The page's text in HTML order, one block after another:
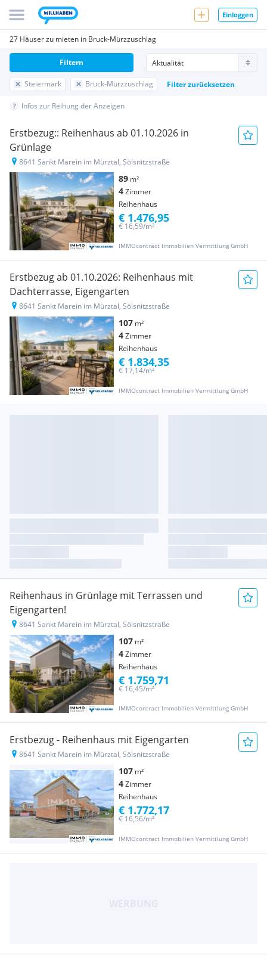
Einloggen
27 Häuser zu mieten in Bruck-Mürzzuschlag
Steiermark Bruck-Mürzzuschlag Filter zurücksetzen
Filtern
Infos zur Reihung der Anzeigen
Erstbezug:: Reihenhaus ab 01.10.2026 in
Grünlage
8641 Sankt Marein im Mürztal, Sölsnitzstraße
89 m²
4Zimmer
Reihenhaus
IMMOcontract Immobilien Vermittlung GmbH
€ 16,59/m²
€ 1.476,95
Erstbezug ab 01.10.2026: Reihenhaus mit
Dachterrasse, Eigengarten
8641 Sankt Marein im Mürztal, Sölsnitzstraße
107 m²
4Zimmer
Reihenhaus
IMMOcontract Immobilien Vermittlung GmbH
€ 17,14/m²
€ 1.834,35
Reihenhaus in Grünlage mit Terrassen und
Eigengarten!
8641 Sankt Marein im Mürztal, Sölsnitzstraße
107 m²
4Zimmer
Reihenhaus
IMMOcontract Immobilien Vermittlung GmbH
€ 16,45/m²
€ 1.759,71
Erstbezug - Reihenhaus mit Eigengarten
8641 Sankt Marein im Mürztal, Sölsnitzstraße
107 m²
4Zimmer
Reihenhaus
IMMOcontract Immobilien Vermittlung GmbH
€ 16,56/m²
€ 1.772,17